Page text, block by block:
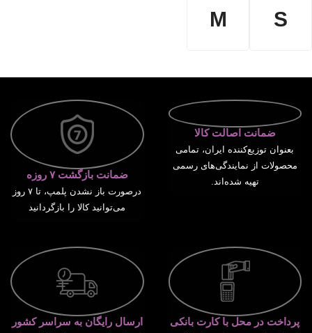
S
M
ضمانت اصالت کالا
بعنوان توزیع‌کننده ایران، تمامی
محصولات از نمایندگی‌های رسمی
تهیه شده‌اند.
ضمانت بازگشت ۷ روزه
درصورت باز نشدن پلمپ، تا ۷ روز
می‌توانید کالا را بازگردانید
پرداخت در محل با کارت بانکی ارسال رایگان به سراسر کشور